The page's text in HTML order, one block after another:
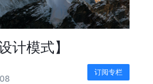
计模式】
订阅专栏